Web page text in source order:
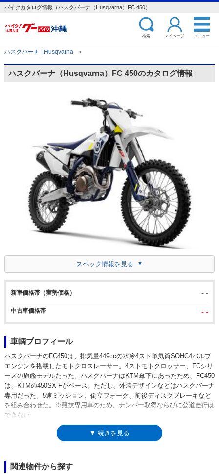
バイクカタログ情報（ハスクバーナ（Husqvarna）FC 450）
検索 マイページ メニュー
ハスクバーナ | Husqvarna ＞
ハスクバーナ（Husqvarna）FC 450のカタログ情報
スペック情報を見る
新車価格帯（実勢価格） - -
中古車価格帯 - -
車輌プロフィール
ハスクバーナのFC450は、排気量449ccの水冷4スト単気筒SOHC4バルブ
エンジンを搭載したモトクロスレーサー。4ストモトクロッサー、FCシリ
ーズの旗艦モデルだった。ハスクバーナはKTM傘下にあったため、FC450
は、KTMの450SX-Fがベース。ただし、外装デザインなどはハスクバーナ
専用だった。5速ミッション、倒立フォーク、前後ディスクブレーキなど
を組み合わせた。※競技専用車のため、ナンバー取得ならびに公道走行は
できない
▼ 続きを見る
関連物件から探す